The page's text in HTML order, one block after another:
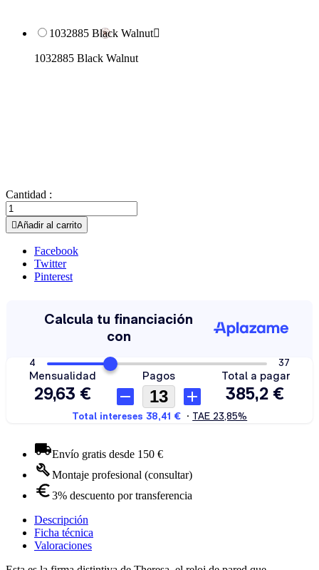
1032885 Black Walnut
1032885 Black Walnut
Cantidad :
Añadir al carrito
Facebook
Twitter
Pinterest
Envío gratis desde 150 €
Montaje profesional (consultar)
3% descuento por transferencia
Descripción
Ficha técnica
Valoraciones